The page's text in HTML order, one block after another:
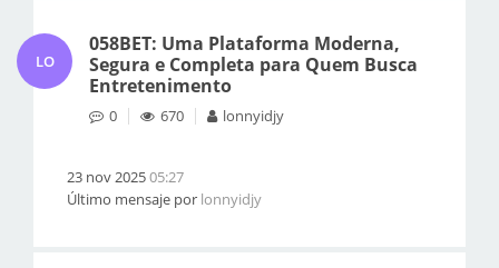
LO
058BET: Uma Plataforma Moderna,
Segura e Completa para Quem Busca
Entretenimento
0 670 lonnyidjy
23 nov 202505:27
Último mensaje por lonnyidjy